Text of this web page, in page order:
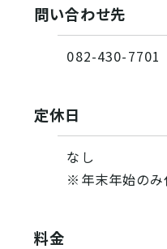
問い合わせ先
082-430-7701
定休日
なし
※年末年始のみ
料金